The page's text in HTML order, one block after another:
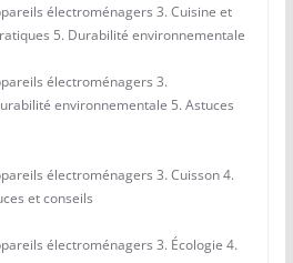
électroménagers 3. Cuisine et
5. Durabilité environnementale
électroménagers 3.
environnementale 5. Astuces
électroménagers 3. Cuisson 4.
et conseils
électroménagers 3. Écologie 4.